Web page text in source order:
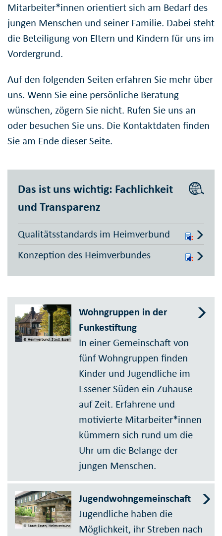
Mitarbeiter*innen orientiert sich am Bedarf des
jungen Menschen und seiner Familie. Dabei steht
die Beteiligung von Eltern und Kindern für uns im
Vordergrund.
Auf den folgenden Seiten erfahren Sie mehr über
uns. Wenn Sie eine persönliche Beratung
wünschen, zögern Sie nicht. Rufen Sie uns an
oder besuchen Sie uns. Die Kontaktdaten finden
Sie am Ende dieser Seite.
Das ist uns wichtig: Fachlichkeit
und Transparenz
Qualitätsstandards im Heimverbund
Konzeption des Heimverbundes
© Heimverbund, Stadt Essen
Wohngruppen in der
Funkestiftung
In einer Gemeinschaft von
fünf Wohngruppen finden
Kinder und Jugendliche im
Essener Süden ein Zuhause
auf Zeit. Erfahrene und
motivierte Mitarbeiter*innen
kümmern sich rund um die
Uhr um die Belange der
jungen Menschen.
© Stadt Essen, Heimverbund
Jugendwohngemeinschaft
Jugendliche haben die
Möglichkeit, ihr Streben nach